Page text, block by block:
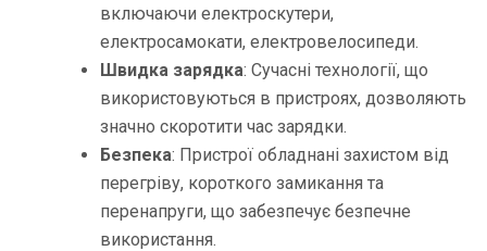
включаючи електроскутери,
електросамокати, електровелосипеди.
Швидка зарядка: Сучасні технології, що
використовуються в пристроях, дозволяють
значно скоротити час зарядки.
Безпека: Пристрої обладнані захистом від
перегріву, короткого замикання та
перенапруги, що забезпечує безпечне
використання.